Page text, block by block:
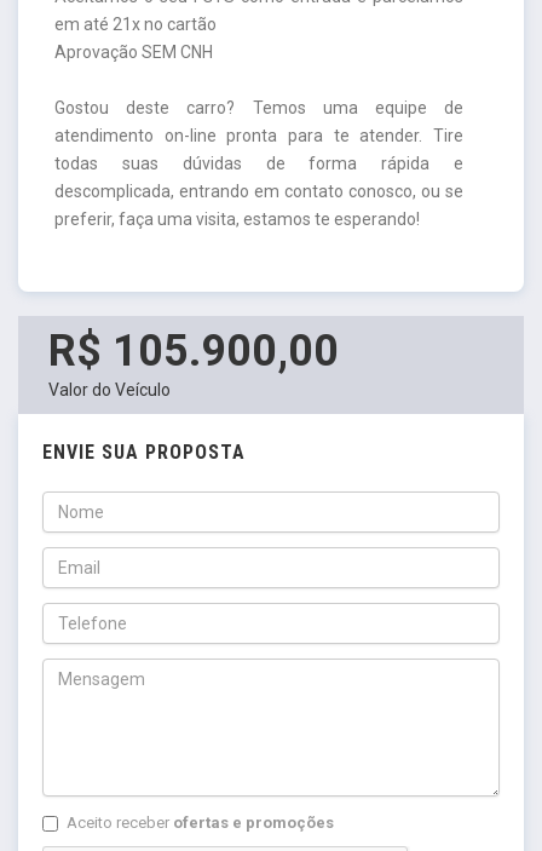
em até 21x no cartão
Aprovação SEM CNH
Gostou deste carro? Temos uma equipe de
atendimento on-line pronta para te atender. Tire
todas suas dúvidas de forma rápida e
descomplicada, entrando em contato conosco, ou se
preferir, faça uma visita, estamos te esperando!
R$ 105.900,00
Valor do Veículo
ENVIE SUA PROPOSTA
Aceito receber ofertas e promoções